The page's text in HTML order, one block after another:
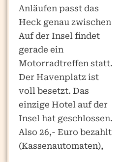
Anläufen passt das
Heck genau zwischen
Auf der Insel findet
gerade ein
Motorradtreffen statt.
Der Havenplatz ist
voll besetzt. Das
einzige Hotel auf der
Insel hat geschlossen.
Also 26,- Euro bezahlt
(Kassenautomaten),
eine farbige Plakette
an die Reling geklebt
(für den
Hafenmeister) und
ein Anliegerbier in
der herrlichen
Abendsonne